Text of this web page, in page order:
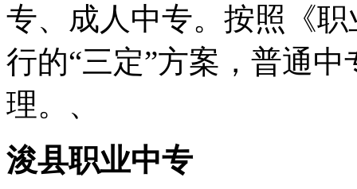
专、成人中专。按照《
行的“三定”方案，普通
理。、
浚县职业中专